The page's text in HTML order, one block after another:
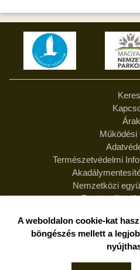
A weboldalon cookie-kat
böngészés mellett a
Árak
Működési
Természetvédelmi
Nemzetközi
Együttműködő
Hírlevél